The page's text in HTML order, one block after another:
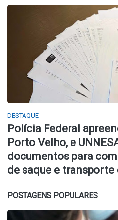
DESTAQUE
Polícia Federal
Porto Velho, e
documentos para
de saque e transporte
POSTAGENS POPULARES